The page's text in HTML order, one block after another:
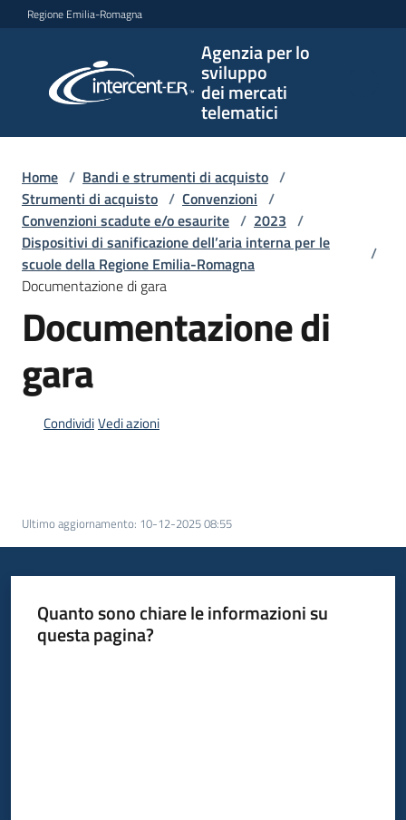
Vai al contenuto
Vai alla navigazione
Vai al footer
Regione Emilia-Romagna
Agenzia per lo
sviluppo
dei mercati
telematici
per lo
sviluppo
telematici
L'Agenzia
Bandi
strumenti
di
acquisto
Home / Bandi e strumenti di acquisto /
Strumenti di acquisto / Convenzioni /
Convenzioni scadute e/o esaurite / 2023 /
Dispositivi di sanificazione dell’aria interna per le
scuole della Regione Emilia-Romagna
/
Documentazione di gara
Documentazione di
gara
CondividiVedi azioni
Ultimo aggiornamento: 10-12-2025 08:55
Quanto sono chiare le informazioni su
questa pagina?